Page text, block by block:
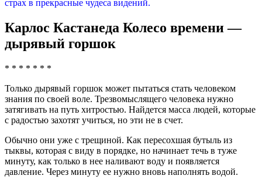
страх в прекрасные чудеса видений.
Карлос Кастанеда Колесо времени —
дырявый горшок
* * * * * * *
Только дырявый горшок может пытаться стать человеком
знания по своей воле. Трезвомыслящего человека нужно
затягивать на путь хитростью. Найдется масса людей, которые
с радостью захотят учиться, но эти не в счет.
Обычно они уже с трещиной. Как пересохшая бутыль из
тыквы, которая с виду в порядке, но начинает течь в туже
минуту, как только в нее наливают воду и появляется
давление. Через минуту ее нужно вновь наполнять водой.